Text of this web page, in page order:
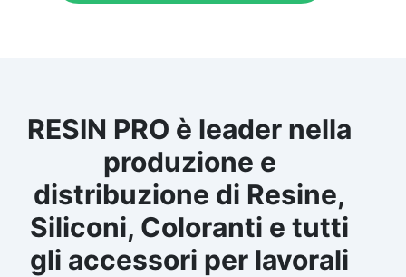
RESIN PRO è leader nella
produzione e
distribuzione di Resine,
Siliconi, Coloranti e tutti
gli accessori per lavorali